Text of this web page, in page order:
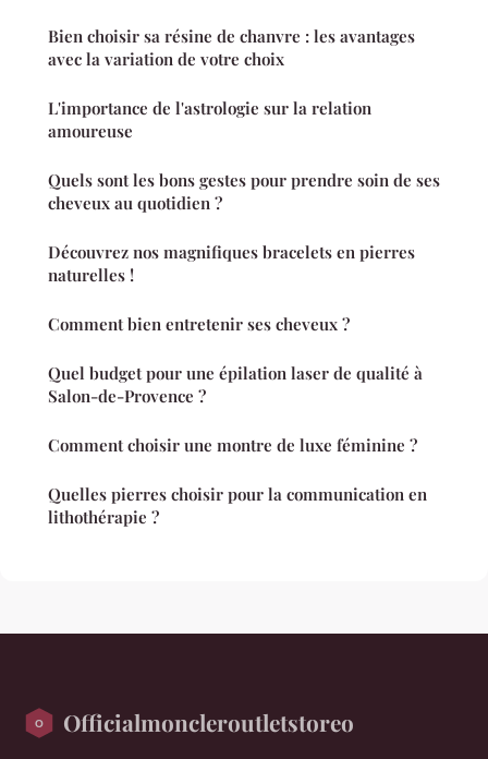
Bien choisir sa résine de chanvre : les avantages
avec la variation de votre choix
L'importance de l'astrologie sur la relation
amoureuse
Quels sont les bons gestes pour prendre soin de ses
cheveux au quotidien ?
Découvrez nos magnifiques bracelets en pierres
naturelles !
Comment bien entretenir ses cheveux ?
Quel budget pour une épilation laser de qualité à
Salon-de-Provence ?
Comment choisir une montre de luxe féminine ?
Quelles pierres choisir pour la communication en
lithothérapie ?
Officialmoncleroutletstoreo